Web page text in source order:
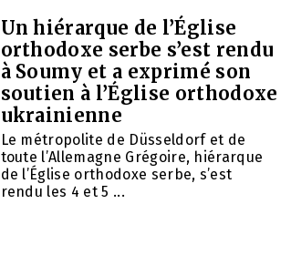
Un hiérarque de l’Église
orthodoxe serbe s’est rendu
à Soumy et a exprimé son
soutien à l’Église orthodoxe
ukrainienne
Le métropolite de Düsseldorf et de
toute l’Allemagne Grégoire, hiérarque
de l’Église orthodoxe serbe, s’est
rendu les 4 et 5 ...